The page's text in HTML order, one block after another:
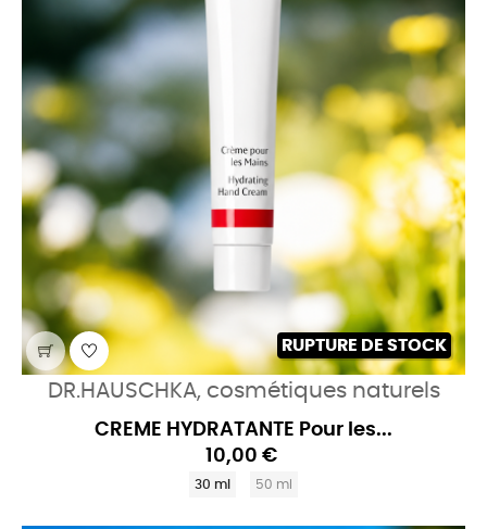
RUPTURE DE STOCK
DR.HAUSCHKA, cosmétiques naturels
CREME HYDRATANTE Pour les...
10,00 €
30 ml 50 ml